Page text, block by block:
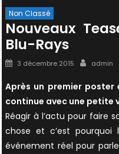
Non Classé
Nouveaux
Blu-Rays
Posted
3 décembre 2015 Author
admin
Après un premier
continue avec une petite
Réagir à l’actu pour faire
chose et c’est
événement réel pour